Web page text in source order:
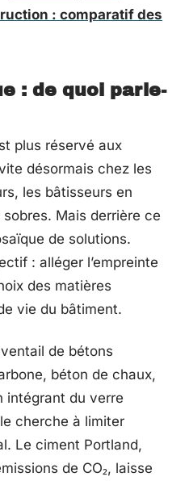
: comparatif des
: de quoi parle-
plus réservé aux
désormais chez les
les bâtisseurs en
Mais derrière ce
de solutions.
: alléger l’empreinte
des matières
vie du bâtiment.
de bétons
béton de chaux,
intégrant du verre
cherche à limiter
Le ciment Portland,
de CO₂, laisse